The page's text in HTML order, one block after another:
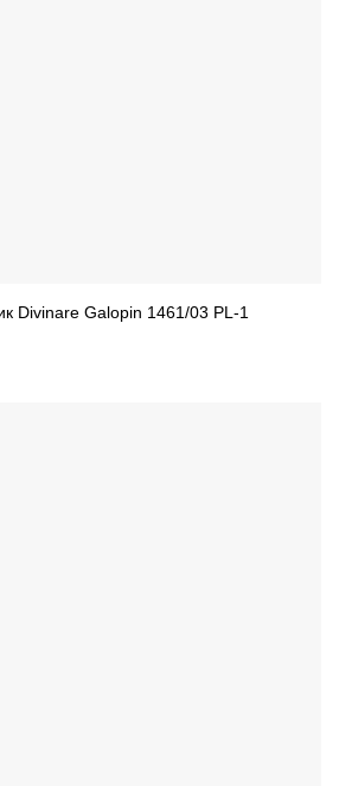
Потолочный светильник Divinare Galopin 1461/03 PL-1